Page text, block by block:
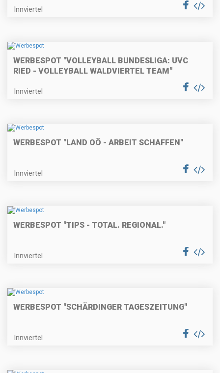
Innviertel
WERBESPOT "VOLLEYBALL BUNDESLIGA: UVC
RIED - VOLLEYBALL WALDVIERTEL TEAM"
Innviertel
WERBESPOT "LAND OÖ - ARBEIT SCHAFFEN"
Innviertel
WERBESPOT "TIPS - TOTAL. REGIONAL."
Innviertel
WERBESPOT "SCHÄRDINGER TAGESZEITUNG"
Innviertel